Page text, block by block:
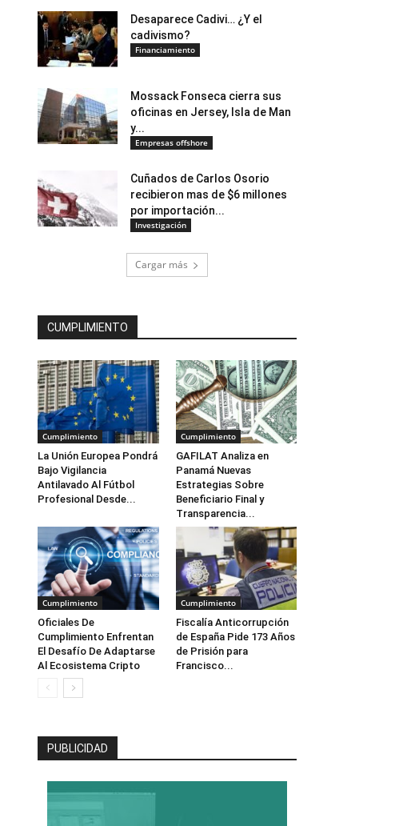
Desaparece Cadivi… ¿Y el
cadivismo?
Financiamiento
Mossack Fonseca cierra sus
oficinas en Jersey, Isla de Man
y...
Empresas offshore
Cuñados de Carlos Osorio
recibieron mas de $6 millones
por importación...
Investigación
Cargar más
CUMPLIMIENTO
Cumplimiento
La Unión Europea Pondrá
Bajo Vigilancia
Antilavado Al Fútbol
Profesional Desde...
Cumplimiento
GAFILAT Analiza en
Panamá Nuevas
Estrategias Sobre
Beneficiario Final y
Transparencia...
Cumplimiento
Oficiales De
Cumplimiento Enfrentan
El Desafío De Adaptarse
Al Ecosistema Cripto
Cumplimiento
Fiscalía Anticorrupción
de España Pide 173 Años
de Prisión para
Francisco...
PUBLICIDAD